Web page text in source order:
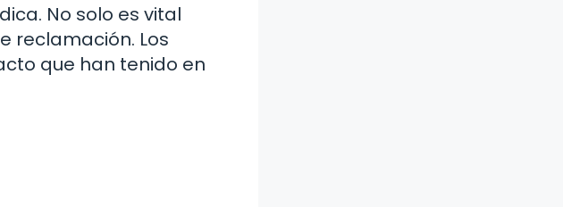
No solo es vital
reclamación. Los
que han tenido en